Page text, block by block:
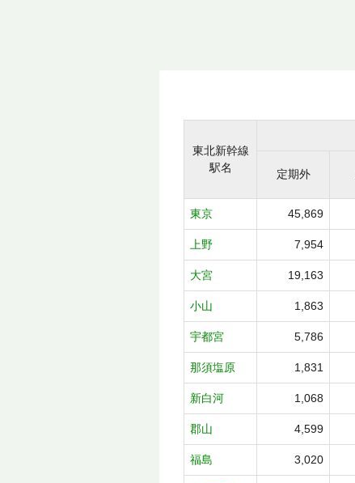
東北新幹線
駅名
定期外
東京 45,869
上野 7,954
大宮 19,163
小山 1,863
宇都宮 5,786
那須塩原 1,831
新白河 1,068
郡山 4,599
福島 3,020